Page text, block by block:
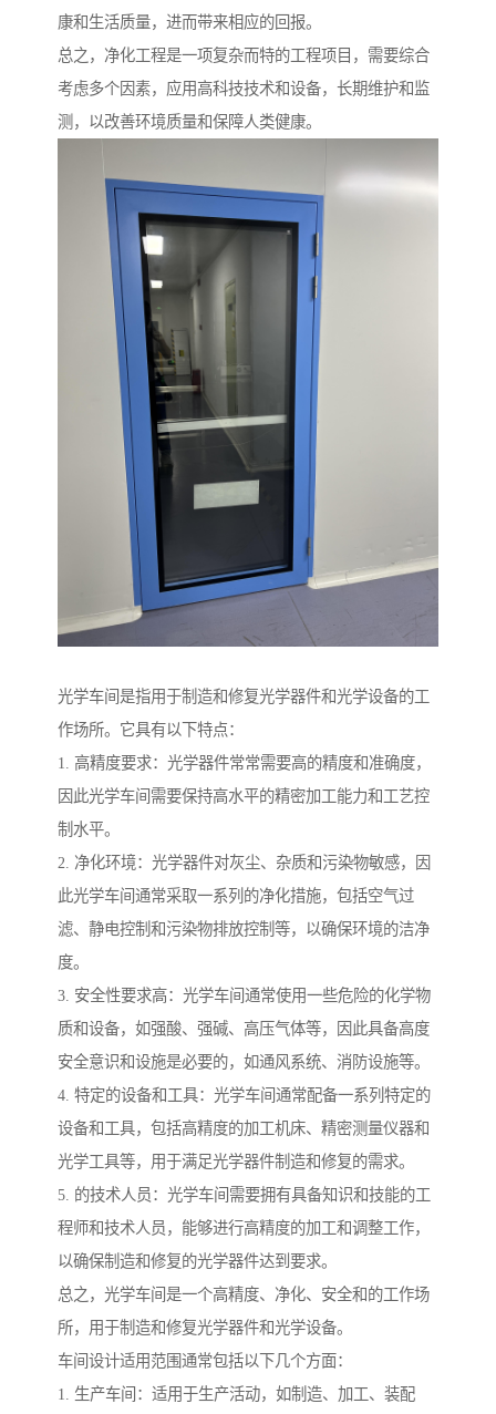
康和生活质量，进而带来相应的回报。
总之，净化工程是一项复杂而特的工程项目，需要综合
考虑多个因素，应用高科技技术和设备，长期维护和监
测，以改善环境质量和保障人类健康。
光学车间是指用于制造和修复光学器件和光学设备的工
作场所。它具有以下特点：
1. 高精度要求：光学器件常常需要高的精度和准确度，
因此光学车间需要保持高水平的精密加工能力和工艺控
制水平。
2. 净化环境：光学器件对灰尘、杂质和污染物敏感，因
此光学车间通常采取一系列的净化措施，包括空气过
滤、静电控制和污染物排放控制等，以确保环境的洁净
度。
3. 安全性要求高：光学车间通常使用一些危险的化学物
质和设备，如强酸、强碱、高压气体等，因此具备高度
安全意识和设施是必要的，如通风系统、消防设施等。
4. 特定的设备和工具：光学车间通常配备一系列特定的
设备和工具，包括高精度的加工机床、精密测量仪器和
光学工具等，用于满足光学器件制造和修复的需求。
5. 的技术人员：光学车间需要拥有具备知识和技能的工
程师和技术人员，能够进行高精度的加工和调整工作，
以确保制造和修复的光学器件达到要求。
总之，光学车间是一个高精度、净化、安全和的工作场
所，用于制造和修复光学器件和光学设备。
车间设计适用范围通常包括以下几个方面：
1. 生产车间：适用于生产活动，如制造、加工、装配